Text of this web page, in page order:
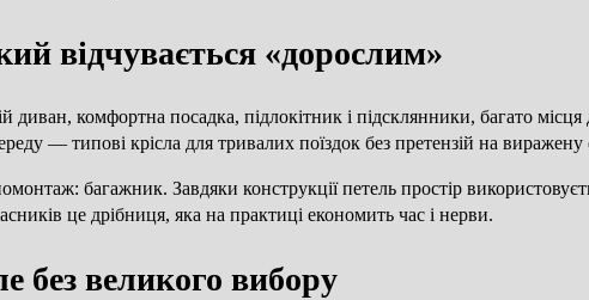
відчувається «дорослим»
комфортна посадка, підлокітник і підсклянники, багато
— типові крісла для тривалих поїздок без претензій на
багажник. Завдяки конструкції петель простір
це дрібниця, яка на практиці економить час і нерви.
без великого вибору